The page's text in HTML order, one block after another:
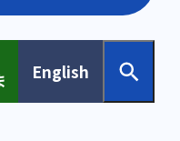
English